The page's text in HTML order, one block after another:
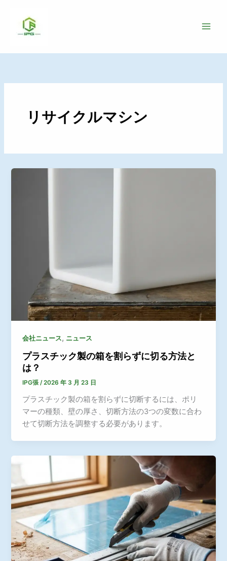
ツ
リサイクルマシン
会社ニュース, ニュース
プラスチック製の箱を割らずに切る方法と
は？
IPG張/2026 年 3 月 23 日
プラスチック製の箱を割らずに切断するには、ポリ
マーの種類、壁の厚さ、切断方法の3つの変数に合わ
せて切断方法を調整する必要があります。